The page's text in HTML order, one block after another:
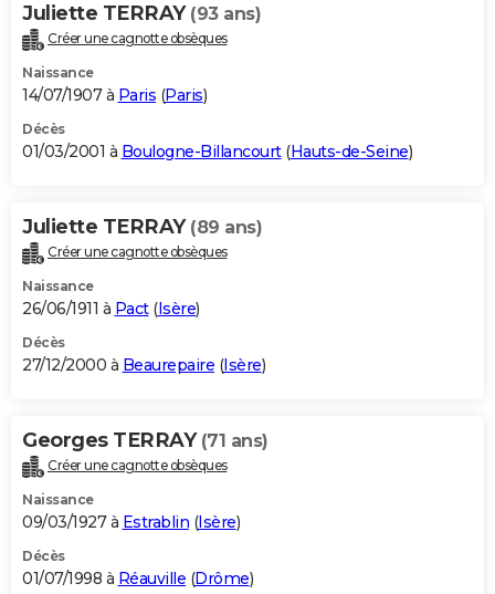
Juliette TERRAY (93 ans)
Créer une cagnotte obsèques
Naissance
14/07/1907 à Paris (Paris)
Décès
01/03/2001 à Boulogne-Billancourt(Hauts-de-Seine)
Juliette TERRAY (89 ans)
Créer une cagnotte obsèques
Naissance
26/06/1911 à Pact(Isère)
Décès
27/12/2000 à Beaurepaire (Isère)
Georges TERRAY (71 ans)
Créer une cagnotte obsèques
Naissance
09/03/1927 à Estrablin (Isère)
Décès
01/07/1998 à Réauville (Drôme)